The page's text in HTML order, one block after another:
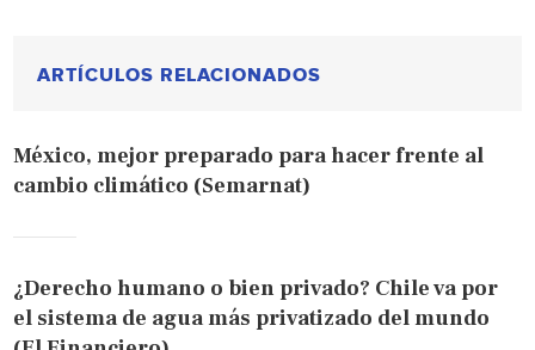
ARTÍCULOS RELACIONADOS
México, mejor preparado para hacer frente al
cambio climático (Semarnat)
¿Derecho humano o bien privado? Chile va por
el sistema de agua más privatizado del mundo